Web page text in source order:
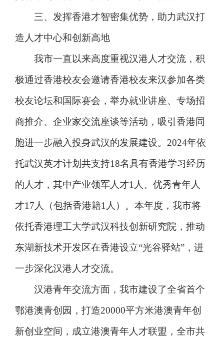
三、发挥香港才智密集优势，助力武汉打
造人才中心和创新高地
我市一直以来高度重视汉港人才交流，积
极通过香港校友会邀请香港校友来汉参加各类
校友论坛和国际赛会，举办就业讲座、专场招
商推介、企业家交流座谈等活动，吸引香港同
胞进一步融入投身武汉的发展建设。2024年依
托武汉英才计划共支持18名具有香港学习经历
的人才，其中产业领军人才1人、优秀青年人
才17人（包括香港籍1人）。本年度，我市将
依托香港理工大学武汉科技创新研究院，推动
东湖新技术开发区在香港设立“光谷驿站”，进
一步深化汉港人才交流。
汉港青年交流方面，我市建设了全省首个
鄂港澳青创园，打造20000平方米港澳青年创
新创业空间，成立港澳青年人才联盟，全市共